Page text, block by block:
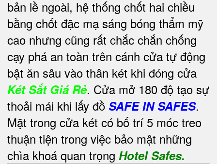
bản lề ngoài, hệ thống chốt hai chiều
bằng chốt đặc mạ sáng bóng thẩm mỹ
cao nhưng cũng rất chắc chắn chống
cạy phá an toàn trên cánh cửa tự động
bật ăn sâu vào thân két khi đóng cửa
Két Sắt Giá Rẻ. Cửa mở 180 độ tạo sự
thoải mái khi lấy đồ SAFE IN SAFES.
Mặt trong cửa két có bố trí 5 móc treo
thuận tiện trong việc bảo mật những
chìa khoá quan trọng Hotel Safes.